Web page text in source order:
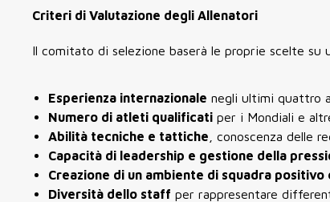
Criteri di Valutazione degli Allenatori
Il comitato di selezione baserà le proprie scelte
Esperienza internazionale negli ultimi quattro
Numero di atleti qualificati per i Mondiali e
Abilità tecniche e tattiche , conoscenza delle
Capacità di leadership e gestione della
Creazione di un ambiente di squadra positivo
Diversità dello staff per rappresentare